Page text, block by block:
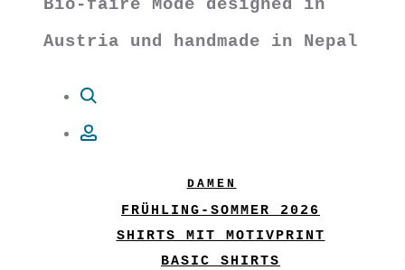
Bio-faire Mode designed in
Austria und handmade in Nepal
DAMEN
FRÜHLING-SOMMER 2026
SHIRTS MIT MOTIVPRINT
BASIC SHIRTS